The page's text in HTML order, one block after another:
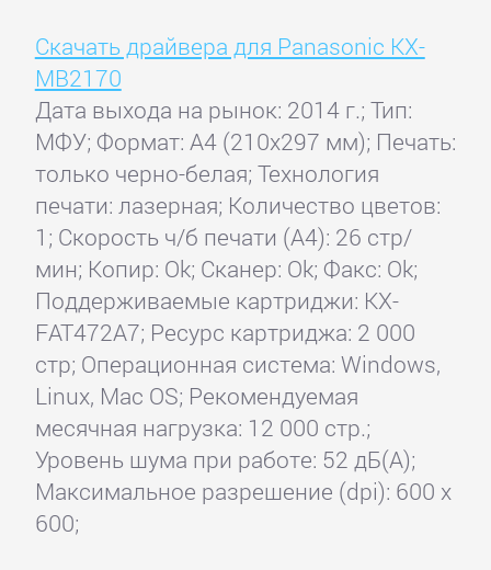
Скачать драйвера для Panasonic KX-
MB2170
Дата выхода на рынок: 2014 г.; Тип:
МФУ; Формат: A4 (210x297 мм); Печать:
только черно-белая; Технология
печати: лазерная; Количество цветов:
1; Скорость ч/б печати (А4): 26 стр/
мин; Копир: Ok; Сканер: Ok; Факс: Ok;
Поддерживаемые картриджи: KX-
FAT472A7; Ресурс картриджа: 2 000
стр; Операционная система: Windows,
Linux, Mac OS; Рекомендуемая
месячная нагрузка: 12 000 стр.;
Уровень шума при работе: 52 дБ(А);
Максимальное разрешение (dpi): 600 x
600;